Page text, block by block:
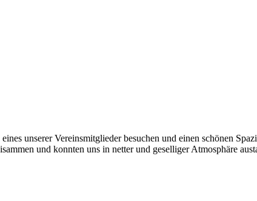
unserer Vereinsmitglieder besuchen und einen schönen
und konnten uns in netter und geselliger Atmosphäre